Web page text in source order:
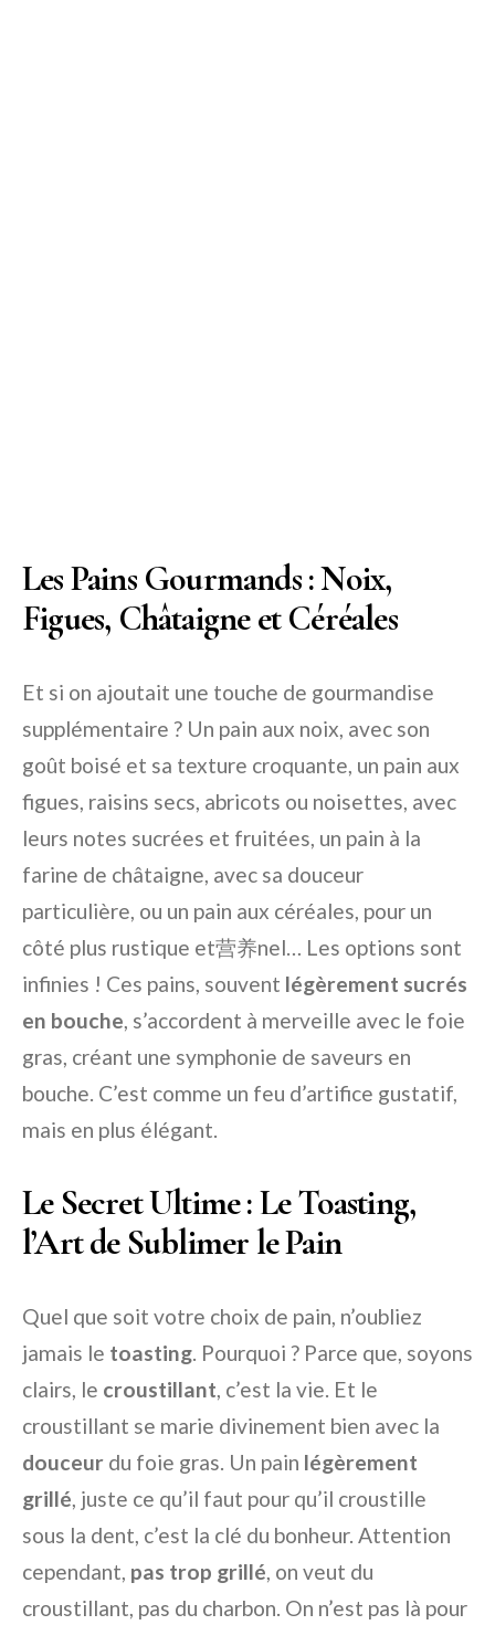
Les Pains Gourmands : Noix,
Figues, Châtaigne et Céréales
Et si on ajoutait une touche de gourmandise
supplémentaire ? Un pain aux noix, avec son
goût boisé et sa texture croquante, un pain aux
figues, raisins secs, abricots ou noisettes, avec
leurs notes sucrées et fruitées, un pain à la
farine de châtaigne, avec sa douceur
particulière, ou un pain aux céréales, pour un
côté plus rustique et营养nel… Les options sont
infinies ! Ces pains, souvent légèrement sucrés
en bouche, s’accordent à merveille avec le foie
gras, créant une symphonie de saveurs en
bouche. C’est comme un feu d’artifice gustatif,
mais en plus élégant.
Le Secret Ultime : Le Toasting,
l’Art de Sublimer le Pain
Quel que soit votre choix de pain, n’oubliez
jamais le toasting. Pourquoi ? Parce que, soyons
clairs, le croustillant, c’est la vie. Et le
croustillant se marie divinement bien avec la
douceur du foie gras. Un pain légèrement
grillé, juste ce qu’il faut pour qu’il croustille
sous la dent, c’est la clé du bonheur. Attention
cependant, pas trop grillé, on veut du
croustillant, pas du charbon. On n’est pas là pour